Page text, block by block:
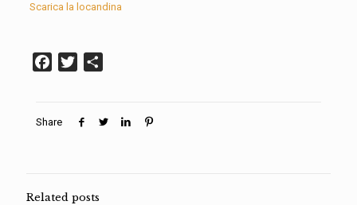
Scarica la locandina
Facebook
Twitter
Share
Related posts